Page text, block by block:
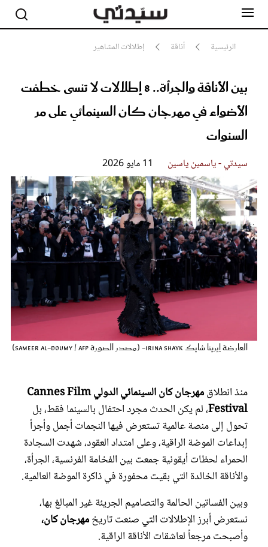
الرئيسية أناقة إطلالات المشاهير
بين الأناقة والجرأة.. 8 إطلالات لا تنسى خطفت
الأضواء في مهرجان كان السينمائي على مر
السنوات
سيدتي - ياسمين ياسين 11 مايو 2026
العارضة إيرينا شايك Irina Shayk- (مصدر الصورة Sameer AL-DOUMY / AFP)
منذ انطلاق
مهرجان كان السينمائي الدولي Cannes Film
Festival، لم يكن الحدث مجرد احتفال بالسينما فقط، بل
تحول إلى منصة عالمية تستعرض فيها النجمات أجمل وأجرأ
إبداعات الموضة الراقية، وعلى امتداد العقود، شهدت السجادة
الحمراء لحظات أيقونية جمعت بين الفخامة الفرنسية، الجرأة،
والأناقة الخالدة التي بقيت محفورة في ذاكرة الموضة العالمية.
وبين الفساتين الحالمة والتصاميم الجريئة غير المبالغ بها،
نستعرض أبرز الإطلالات التي صنعت تاريخمهرجان كان،
وأصبحت مرجعاً لعاشقات الأناقة الراقية.
مشاهير
أناقة
جمال
سيدتي وطفلك
بلس+
فيديو
مطبخ سيدتي
مقالات الرأي
ستايل
تقارير
عروس سيدتي
مجلة سيدتي
غلاف رفمي